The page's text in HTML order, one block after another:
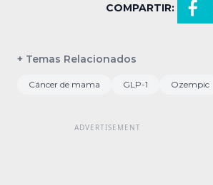
COMPARTIR:
+ Temas Relacionados
Cáncer de mama GLP-1 Ozempic